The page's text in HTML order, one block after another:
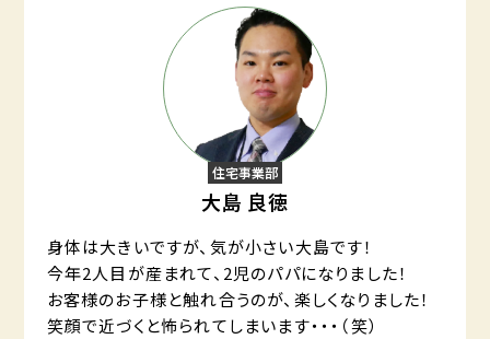
住宅事業部
大島 良徳
身体は大きいですが、気が小さい大島です！
今年2人目が産まれて、2児のパパになりました！
お客様のお子様と触れ合うのが、楽しくなりました！
笑顔で近づくと怖られてしまいます・・・（笑）